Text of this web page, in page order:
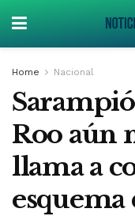
Home Nacional
Roo aún
llama a
esquema